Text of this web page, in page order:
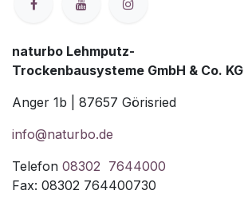
naturbo Lehmputz-
Trockenbausysteme GmbH & Co. KG
Anger 1b | 87657 Görisried
info@naturbo.de
Telefon 08302 7644000
Fax: 08302 764400730